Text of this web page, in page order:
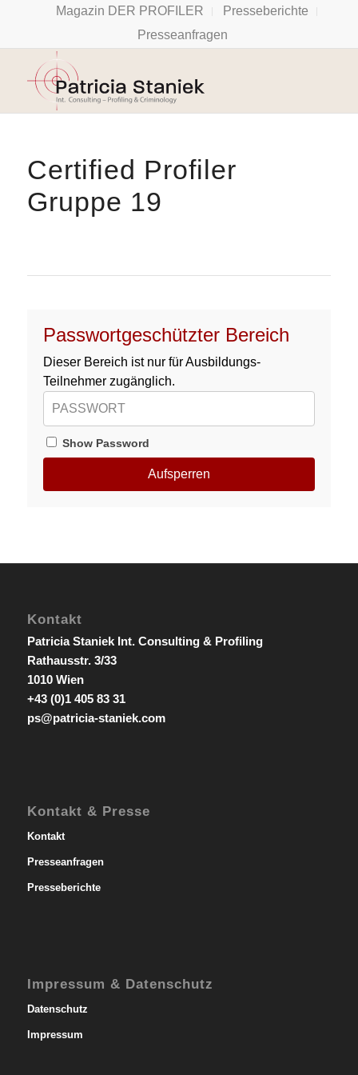
Magazin DER PROFILER
Presseberichte
Presseanfragen
Certified Profiler
Gruppe 19
Passwortgeschützter Bereich
Dieser Bereich ist nur für Ausbildungs-
Teilnehmer zugänglich.
Show Password
Aufsperren
Kontakt
Patricia Staniek Int. Consulting & Profiling
Rathausstr. 3/33
1010 Wien
+43 (0)1 405 83 31
ps@patricia-staniek.com
Kontakt & Presse
Kontakt
Presseanfragen
Presseberichte
Impressum & Datenschutz
Datenschutz
Impressum